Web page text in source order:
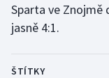
Motorsport
Sparta ve Znojmě
jasně 4:1.
ŠTÍTKY